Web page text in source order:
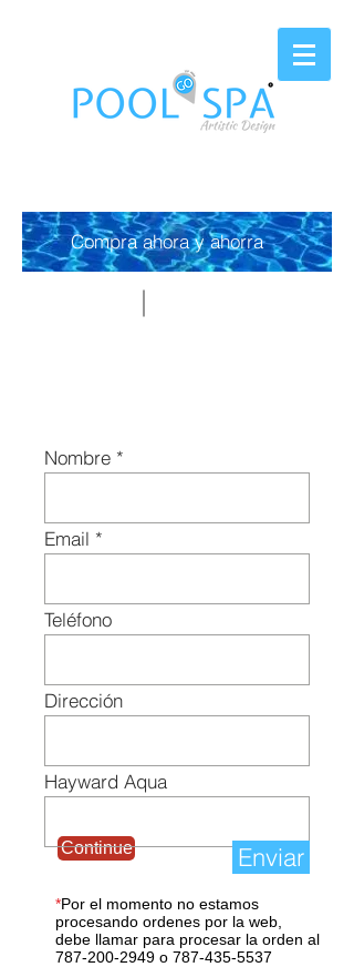
Compra ahora y ahorra
Continue
Nombre
Email
Teléfono
Dirección
Hayward Aqua
Enviar
*Por el momento no estamos
procesando ordenes por la web,
debe llamar para procesar la orden al
787-200-2949 o 787-435-5537